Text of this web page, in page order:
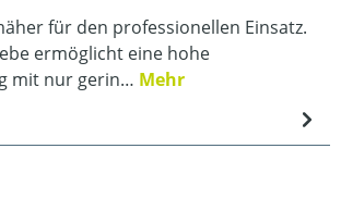
für den professionellen Einsatz.
ermöglicht eine hohe
mit nur gerin… Mehr